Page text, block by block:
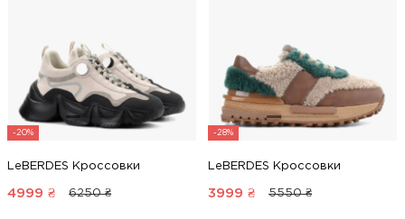
-20%
LeBERDES Кроссовки
4999 ₴ 6250 ₴
-28%
LeBERDES Кроссовки
3999 ₴ 5550 ₴